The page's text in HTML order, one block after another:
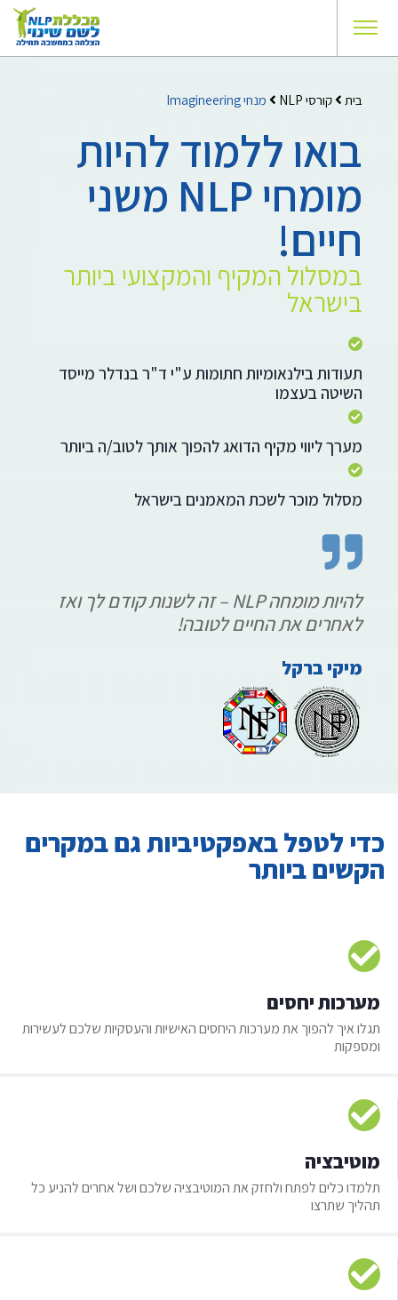
בית קורסי NLP מנחי Imagineering
בואו ללמוד להיות
מומחי NLP משני
חיים!
במסלול המקיף והמקצועי ביותר
בישראל
תעודות בילנאומיות חתומות ע"י ד"ר בנדלר מייסד
השיטה בעצמו
מערך ליווי מקיף הדואג להפוך אותך לטוב/ה ביותר
מסלול מוכר לשכת המאמנים בישראל
להיות מומחה NLP – זה לשנות קודם לך ואז
לאחרים את החיים לטובה!
מיקי ברקל
כדי לטפל באפקטיביות גם במקרים
הקשים ביותר
מערכות יחסים
תגלו איך להפוך את מערכות היחסים האישיות והעסקיות שלכם לעשירות
ומספקות
מוטיבציה
תלמדו כלים לפתח ולחזק את המוטיבציה שלכם ושל אחרים להניע כל
תהליך שתרצו